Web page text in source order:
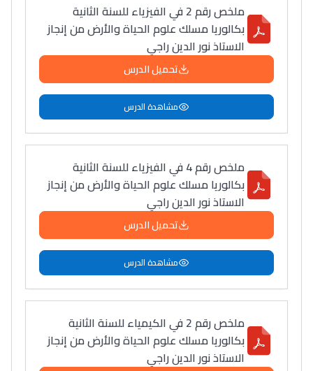
ملخص رقم 2 في الفيزياء للسنة الثانية
بكالوريا مسلك علوم الحياة والأرض من إنجاز
الاستاذ نور الدين راجي
تحميل الدرس
مشاهدة الدرس
ملخص رقم 4 في الفيزياء للسنة الثانية
بكالوريا مسلك علوم الحياة والأرض من إنجاز
الاستاذ نور الدين راجي
تحميل الدرس
مشاهدة الدرس
ملخص رقم 2 في الكيمياء للسنة الثانية
بكالوريا مسلك علوم الحياة والأرض من إنجاز
الاستاذ نور الدين راجي